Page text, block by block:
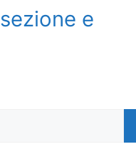
sezione e